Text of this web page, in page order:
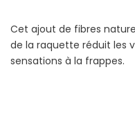
Cet ajout de fibres
de la raquette réduit les
sensations à la frappes.